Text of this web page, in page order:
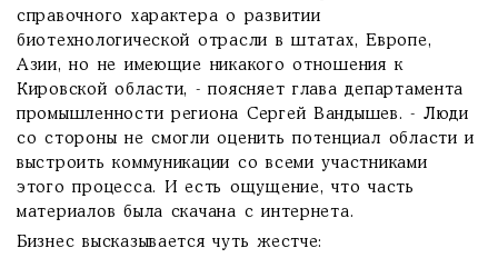
справочного характера о развитии
биотехнологической отрасли в штатах, Европе,
Азии, но не имеющие никакого отношения к
Кировской области, - поясняет глава департамента
промышленности региона Сергей Вандышев. - Люди
со стороны не смогли оценить потенциал области и
выстроить коммуникации со всеми участниками
этого процесса. И есть ощущение, что часть
материалов была скачана с интернета.
Бизнес высказывается чуть жестче: